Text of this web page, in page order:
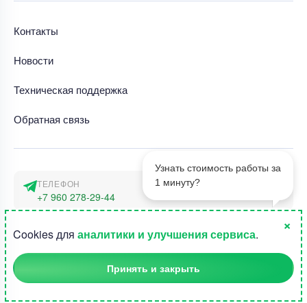
1
Узнать стоимость работы за
1 минуту?
Контакты
Новости
Техническая поддержка
Обратная связь
ТЕЛЕФОН
+7 960 278-29-44
г. Москва, наб. Тараса Шевченко 23а
©2015-2026, Студландия -
Cookies для аналитики и улучшения сервиса.
×
Принять и закрыть